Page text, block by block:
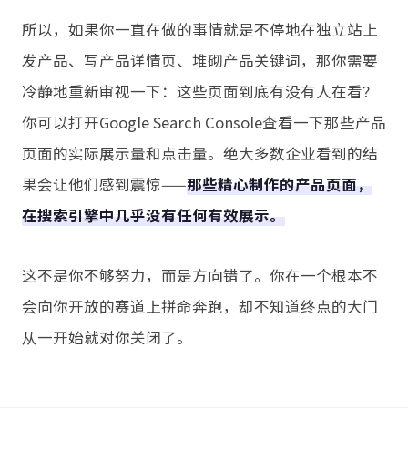
所以，如果你一直在做的事情就是不停地在独立站上
发产品、写产品详情页、堆砌产品关键词，那你需要
冷静地重新审视一下：这些页面到底有没有人在看？
你可以打开Google Search Console查看一下那些产品
页面的实际展示量和点击量。绝大多数企业看到的结
果会让他们感到震惊——那些精心制作的产品页面，
在搜索引擎中几乎没有任何有效展示。
这不是你不够努力，而是方向错了。你在一个根本不
会向你开放的赛道上拼命奔跑，却不知道终点的大门
从一开始就对你关闭了。